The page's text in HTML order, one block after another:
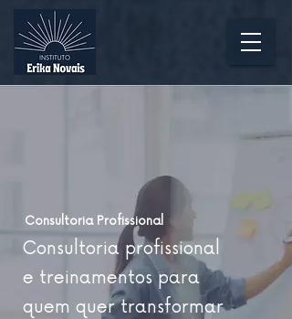
Consultoria Profissional
Consultoria profissional
e treinamentos para
quem quer transformar